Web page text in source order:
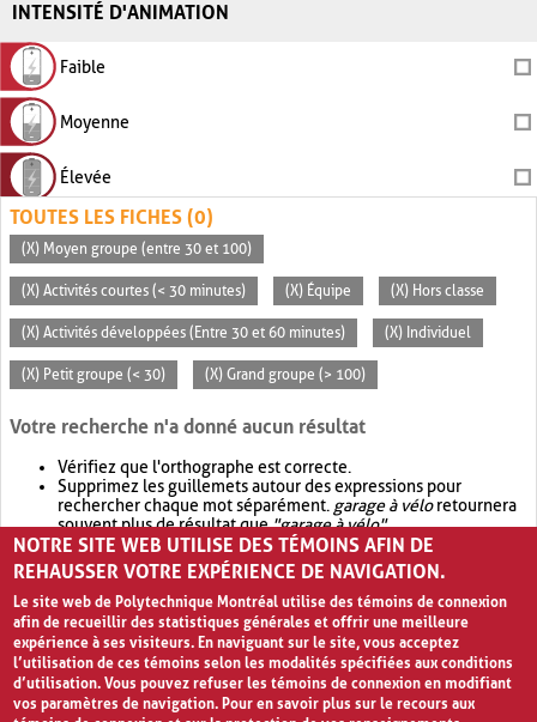
INTENSITÉ D'ANIMATION
Faible
Moyenne
Élevée
TOUTES LES FICHES (0)
(X) Moyen groupe (entre 30 et 100)
(X) Activités courtes (< 30 minutes) (X) Équipe (X) Hors classe
(X) Activités développées (Entre 30 et 60 minutes) (X) Individuel
(X) Petit groupe (< 30) (X) Grand groupe (> 100)
Votre recherche n'a donné aucun résultat
Vérifiez que l'orthographe est correcte.
Supprimez les guillemets autour des expressions pour
rechercher chaque mot séparément. garage à véloretournera
souvent plus de résultat que"garage à vélo".
Envisagez d'élargir votre recherche avec OR.garage OR vélo
retournera souvent plus de résultat quegarage à vélo
NOTRE SITE WEB UTILISE DES TÉMOINS AFIN DE
REHAUSSER VOTRE EXPÉRIENCE DE NAVIGATION.
Le site web de Polytechnique Montréal utilise des témoins de connexion
afin de recueillir des statistiques générales et offrir une meilleure
expérience à ses visiteurs. En naviguant sur le site, vous acceptez
l’utilisation de ces témoins selon les modalités spécifiées aux conditions
d’utilisation. Vous pouvez refuser les témoins de connexion en modifiant
vos paramètres de navigation. Pour en savoir plus sur le recours aux